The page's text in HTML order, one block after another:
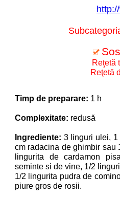
Reţetă
Reţetă
Timp de preparare: 1 h
Complexitate: redusă
Ingrediente: 3 linguri ulei, 1
cm radacina de ghimbir sau
lingurita de cardamon
seminte si de vine, 1/2
1/2 lingurita pudra de
piure gros de rosii.